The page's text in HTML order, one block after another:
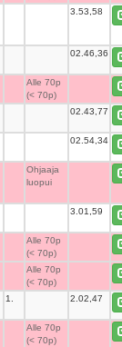
3.53,58
02.46,36
Alle 70p
(< 70p)
02.43,77
02.54,34
Ohjaaja
luopui
3.01,59
Alle 70p
(< 70p)
Alle 70p
(< 70p)
1. 2.02,47
Alle 70p
(< 70p)